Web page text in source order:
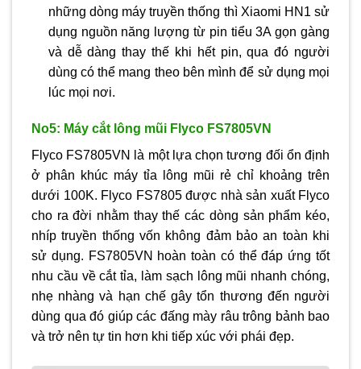
những dòng máy truyền thống thì Xiaomi HN1 sử
dụng nguồn năng lượng từ pin tiểu 3A gọn gàng
và dễ dàng thay thế khi hết pin, qua đó người
dùng có thể mang theo bên mình để sử dụng mọi
lúc mọi nơi.
No5: Máy cắt lông mũi Flyco FS7805VN
Flyco FS7805VN là một lựa chọn tương đối ổn định
ở phân khúc máy tỉa lông mũi rẻ chỉ khoảng trên
dưới 100K. Flyco FS7805 được nhà sản xuất Flyco
cho ra đời nhằm thay thế các dòng sản phẩm kéo,
nhíp truyền thống vốn không đảm bảo an toàn khi
sử dụng. FS7805VN hoàn toàn có thể đáp ứng tốt
nhu cầu về cắt tỉa, làm sạch lông mũi nhanh chóng,
nhẹ nhàng và hạn chế gây tổn thương đến người
dùng qua đó giúp các đấng mày râu trông bảnh bao
và trở nên tự tin hơn khi tiếp xúc với phái đẹp.